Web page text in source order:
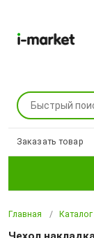
Заказать товар
Главная